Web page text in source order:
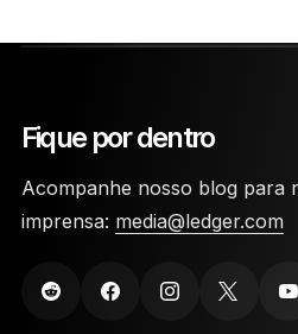
Fique por dentro
Acompanhe nosso blog para
imprensa: media@ledger.com